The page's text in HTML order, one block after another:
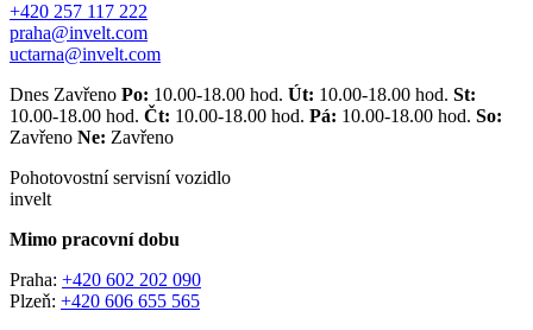
+420 257 117 222
praha@invelt.com
uctarna@invelt.com
Dnes Zavřeno Po: 10.00-18.00 hod. Út: 10.00-18.00 hod. St:
10.00-18.00 hod. Čt: 10.00-18.00 hod. Pá: 10.00-18.00 hod. So:
Zavřeno Ne: Zavřeno
Pohotovostní servisní vozidlo
invelt
Mimo pracovní dobu
Praha: +420 602 202 090
Plzeň: +420 606 655 565